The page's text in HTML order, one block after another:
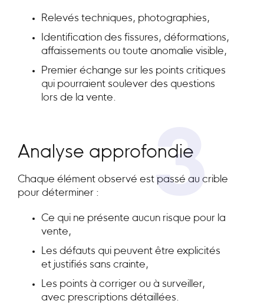
Relevés techniques, photographies,
Identification des fissures, déformations,
affaissements ou toute anomalie visible,
Premier échange sur les points critiques
qui pourraient soulever des questions
lors de la vente.
3
Analyse approfondie
Chaque élément observé est passé au crible
pour déterminer :
Ce qui ne présente aucun risque pour la
vente,
Les défauts qui peuvent être explicités
et justifiés sans crainte,
Les points à corriger ou à surveiller,
avec prescriptions détaillées.